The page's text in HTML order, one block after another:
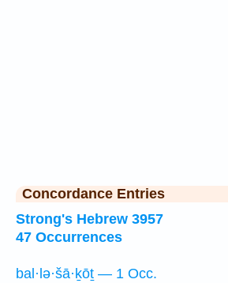
Concordance Entries
Strong's Hebrew 3957
47 Occurrences
bal·lə·šā·ḵōṯ — 1 Occ.